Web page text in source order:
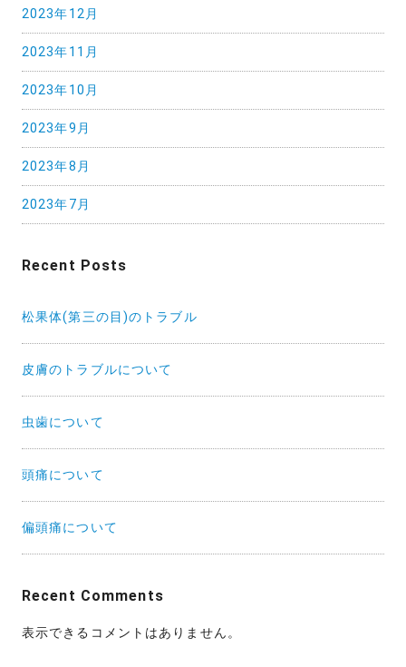
2023年12月
2023年11月
2023年10月
2023年9月
2023年8月
2023年7月
Recent Posts
松果体(第三の目)のトラブル
皮膚のトラブルについて
虫歯について
頭痛について
偏頭痛について
Recent Comments
表示できるコメントはありません。